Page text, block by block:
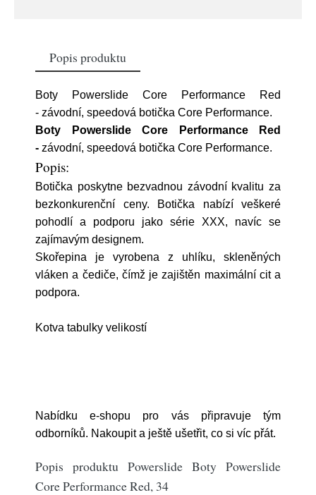
Popis produktu
Boty Powerslide Core Performance Red
- závodní, speedová botička Core Performance.
Boty Powerslide Core Performance Red
- závodní, speedová botička Core Performance.
Popis:
Botička poskytne bezvadnou závodní kvalitu za
bezkonkurenční ceny. Botička nabízí veškeré
pohodlí a podporu jako série XXX, navíc se
zajímavým designem.
Skořepina je vyrobena z uhlíku, skleněných
vláken a čediče, čímž je zajištěn maximální cit a
podpora.
Kotva tabulky velikostí
Nabídku e-shopu pro vás připravuje tým
odborníků. Nakoupit a ještě ušetřit, co si víc přát.
Popis produktu Powerslide Boty Powerslide
Core Performance Red, 34